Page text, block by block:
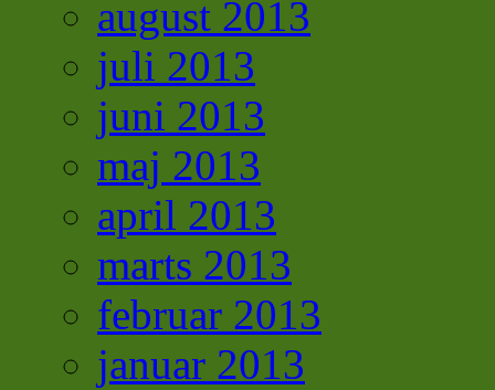
august 2013
juli 2013
juni 2013
maj 2013
april 2013
marts 2013
februar 2013
januar 2013